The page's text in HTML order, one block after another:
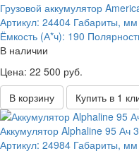
Грузовой аккумулятор
Артикул: 24404 Габариты,
Ёмкость (А*ч): 190
В наличии
Цена: 22 500 руб.
В корзину
Купить в 1
Аккумулятор Alphaline 95 Ач
Артикул: 24984 Габариты,